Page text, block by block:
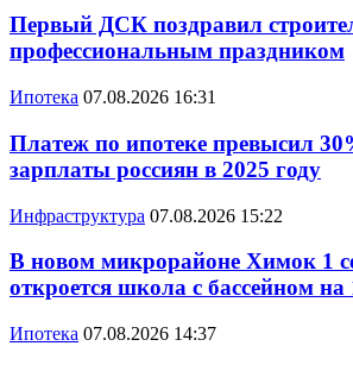
Первый ДСК поздравил
профессиональным праздником
Ипотека 07.08.2026 16:31
Платеж по ипотеке превысил
зарплаты россиян в 2025 году
Инфраструктура 07.08.2026 15:22
В новом микрорайоне Химок 1
откроется школа с бассейном на
Ипотека 07.08.2026 14:37